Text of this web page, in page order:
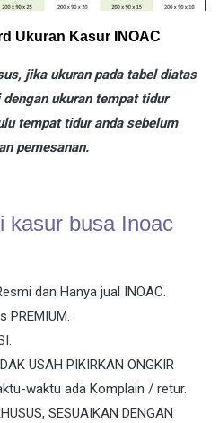
Ukuran Kasur INOAC
jika ukuran pada tabel diatas
ukuran tempat tidur
tempat tidur anda sebelum
pemesanan.
kasur busa Inoac
dan Hanya jual INOAC.
PREMIUM.
USAH PIKIRKAN ONGKIR
waktu ada Komplain / retur.
SESUAIKAN DENGAN